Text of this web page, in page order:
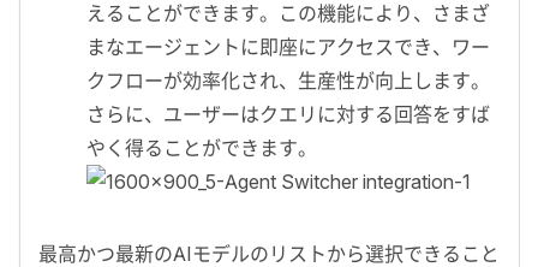
えることができます。この機能により、さまざ
まなエージェントに即座にアクセスでき、ワー
クフローが効率化され、生産性が向上します。
さらに、ユーザーはクエリに対する回答をすば
やく得ることができます。
最高かつ最新のAIモデルのリストから選択できること